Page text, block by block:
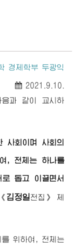
경제학부 두광익
2021.9.10.
음과 같이 교시하
사회이며 사회의
, 전체는 하나를
돕고 이끌면서
《 김정일 전집》 제
위하여, 전체는